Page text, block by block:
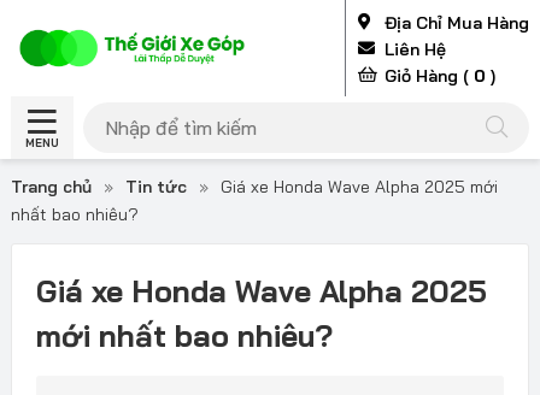
Địa Chỉ Mua Hàng
Liên Hệ
Giỏ Hàng ( 0 )
MENU
Trang chủ » Tin tức »
Giá xe Honda Wave Alpha 2025 mới
nhất bao nhiêu?
Giá xe Honda Wave Alpha 2025
mới nhất bao nhiêu?